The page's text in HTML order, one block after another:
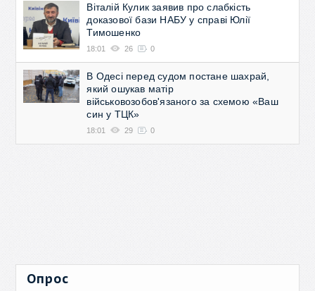
Віталій Кулик заявив про слабкість
доказової бази НАБУ у справі Юлії
Тимошенко
18:01 26 0
В Одесі перед судом постане шахрай,
який ошукав матір
військовозобов'язаного за схемою «Ваш
син у ТЦК»
18:01 29 0
Опрос